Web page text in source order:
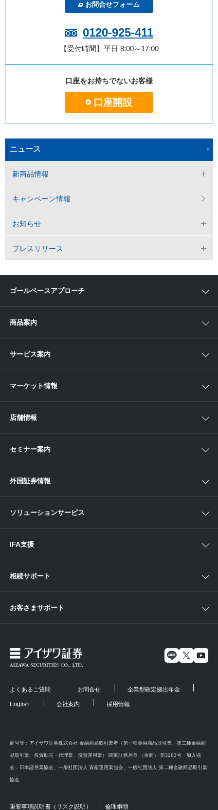
お問合せフォーム
0120-925-411
【受付時間】平日 8:00～17:00
口座をお持ちでないお客様
口座開設
ニュース
新商品情報
キャンペーン情報
お知らせ
プレスリリース
ゴールベースアプローチ
αポート
商品案内
欧米株
ETF・ETN・REIT
ラップサービス
新商品情報
サービス案内
取引ツール
各種お手続き
便利なサービス
当社サービスのご利用にあたって
マーケット情報
店舗情報
近畿
セミナー案内
外国証券情報
ソリューションサービス
IFA支援
相続サポート
お客さまサポート
よくあるご質問 お問合せ 企業型確定拠出年金
English 会社案内 採用情報
商号等：アイザワ証券株式会社 金融商品取引業者（第一種金融商品取引業、第二種金融商
品取引業、投資助言・代理業、投資運用業） 関東財務局長 （金商） 第3283号 加入協
会：日本証券業協会、一般社団法人 資産運用業協会、一般社団法人 第二種金融商品取引業
協会
重要事項説明書（リスク説明） 倫理綱領